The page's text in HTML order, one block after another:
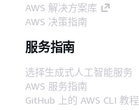
AWS 解决方案库
AWS 决策指南
服务指南
选择生成式人工智能服务
AWS 服务指南
GitHub 上的 AWS CLI 教程